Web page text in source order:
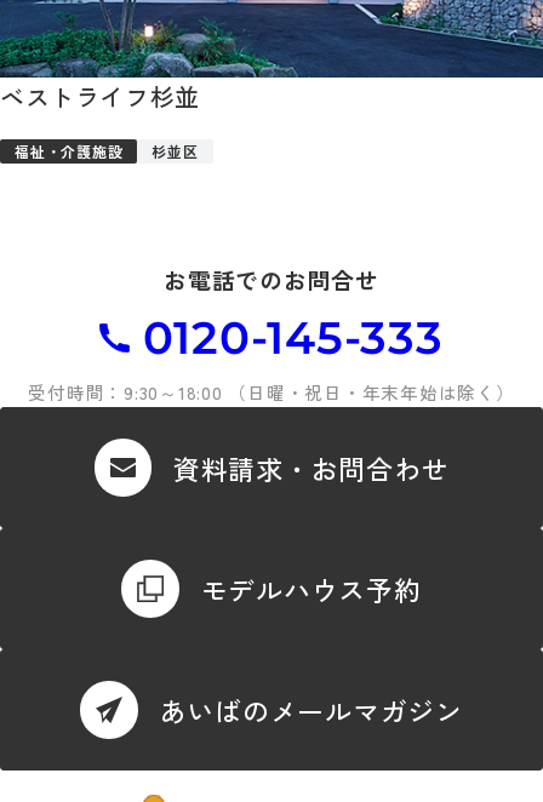
ベストライフ杉並
福祉・介護施設 杉並区
お電話でのお問合せ
0120-145-333
受付時間：9:30～18:00 （日曜・祝日・年末年始は除く）
資料請求・お問合わせ
モデルハウス予約
あいばのメールマガジン